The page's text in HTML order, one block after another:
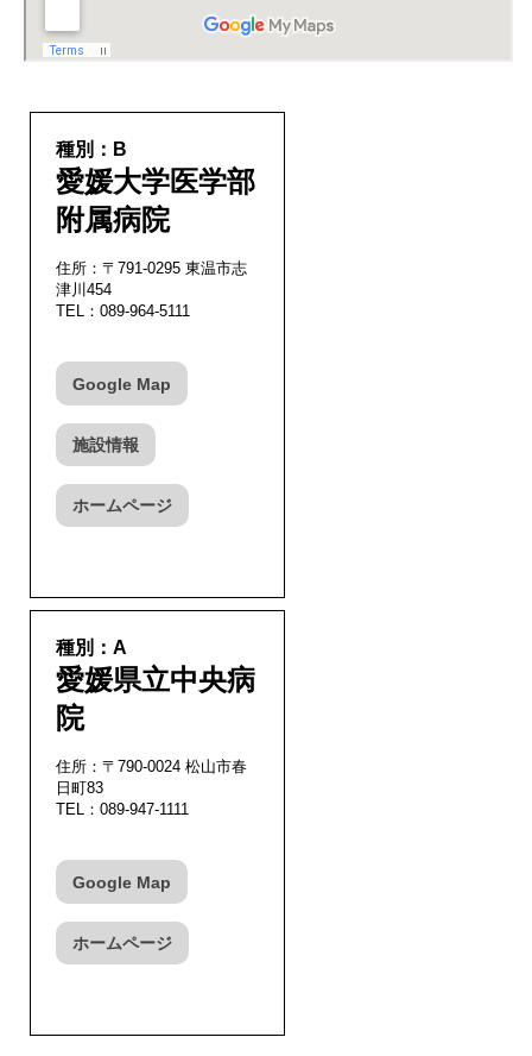
種別：B
愛媛大学医学部
附属病院
住所：〒791-0295 東温市志
津川454
TEL：089-964-5111
Google Map
施設情報
ホームページ
種別：A
愛媛県立中央病
院
住所：〒790-0024 松山市春
日町83
TEL：089-947-1111
Google Map
ホームページ